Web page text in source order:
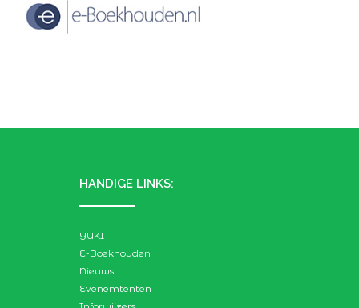
HANDIGE LINKS:
YUKI
E-Boekhouden
Nieuws
Evenemtenten